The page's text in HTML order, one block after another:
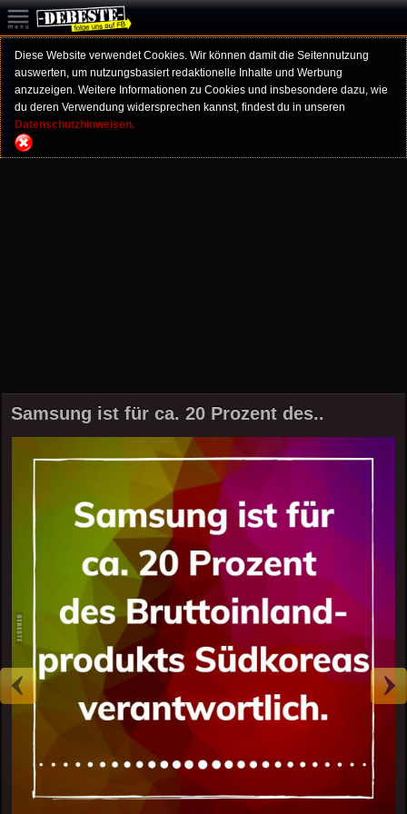
Diese Website verwendet Cookies. Wir können damit die Seitennutzung
auswerten, um nutzungsbasiert redaktionelle Inhalte und Werbung
anzuzeigen. Weitere Informationen zu Cookies und insbesondere dazu, wie
du deren Verwendung widersprechen kannst, findest du in unseren
Datenschutzhinweisen.
Samsung ist für ca. 20 Prozent des..